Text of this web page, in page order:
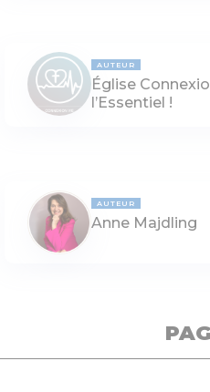
AUTEUR
Église
l’Essentiel !
AUTEUR
Anne Majdling